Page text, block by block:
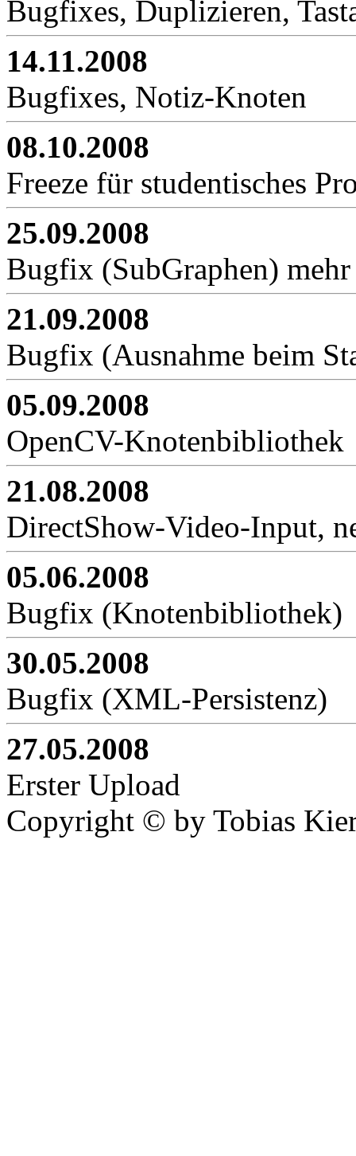
Bugfixes, Duplizieren,
14.11.2008
Bugfixes, Notiz-Knoten
08.10.2008
Freeze für studentisches
25.09.2008
Bugfix (SubGraphen)
21.09.2008
Bugfix (Ausnahme beim
05.09.2008
OpenCV-Knotenbibliothek
21.08.2008
DirectShow-Video-Input,
05.06.2008
Bugfix (Knotenbibliothek)
30.05.2008
Bugfix (XML-Persistenz)
27.05.2008
Erster Upload
Copyright © by Tobias